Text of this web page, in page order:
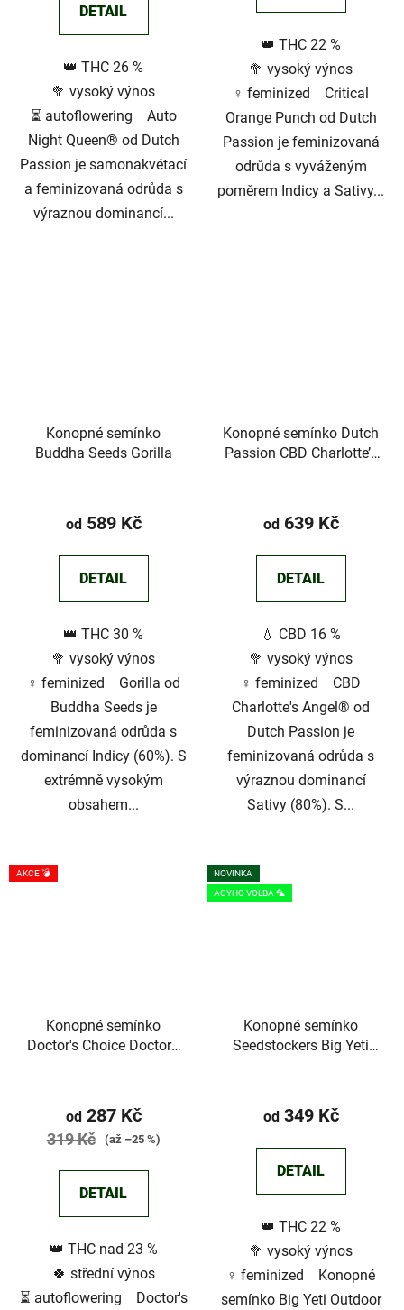
z
hvězdiček.
DETAIL
👑 THC 26 %
🥦 vysoký výnos
⏳ autoflowering Auto
Night Queen® od Dutch
Passion je samonakvétací
a feminizovaná odrůda s
výraznou dominancí...
👑 THC 22 %
🥦 vysoký výnos
♀️ feminized Critical
Orange Punch od Dutch
Passion je feminizovaná
odrůda s vyváženým
poměrem Indicy a Sativy...
Konopné semínko
Buddha Seeds Gorilla
hodnocení
3,6
5
hvězdiček.
od589 Kč
DETAIL
👑 THC 30 %
🥦 vysoký výnos
♀️ feminized Gorilla od
Buddha Seeds je
feminizovaná odrůda s
dominancí Indicy (60%). S
extrémně vysokým
obsahem...
Konopné semínko Dutch
Passion CBD Charlotte’s
od639 Kč
DETAIL
💧 CBD 16 %
🥦 vysoký výnos
♀️ feminized CBD
Charlotte's Angel® od
Dutch Passion je
feminizovaná odrůda s
výraznou dominancí
Sativy (80%). S...
AKCE 💣
Konopné semínko
Doctor's Choice Doctor's
hodnocení
produktu
z
hvězdiček.
od287 Kč
319 Kč (až –25 %)
DETAIL
👑 THC nad 23 %
🍀 střední výnos
⏳ autoflowering Doctor's
NOVINKA
AGYHO VOLBA 🦜
Konopné semínko
Seedstockers Big Yeti
hodnocení
je
5,0
5
hvězdiček.
od349 Kč
DETAIL
👑 THC 22 %
🥦 vysoký výnos
♀️ feminized Konopné
semínko Big Yeti Outdoor